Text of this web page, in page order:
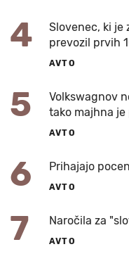
4
Slovenec, ki je
prevozil prvih
AVTO
5
Volkswagnov
tako majhna
AVTO
6 Prihajajo
AVTO
7 Naročila za
AVTO